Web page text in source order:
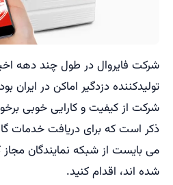
شرکت فایروال در طول چند دهه
تولید‌کننده دزدگیر اماکن در
شرکت از کیفیت و کارایی خوبی
ذکر است که برای دریافت خدمات
می بایست از شبکه نمایندگان
شده اند، اقدام کنید.